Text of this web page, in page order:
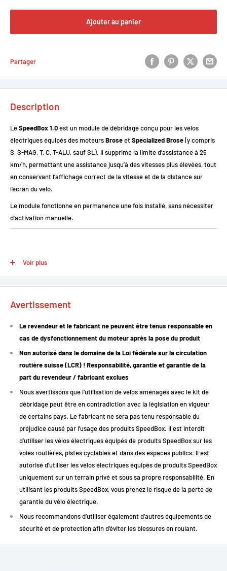
Ajouter au panier
Partager
Description
LeSpeedBox 1.0est un module de débridage conçu pour les vélos
électriques équipés des moteursBroseetSpecialized Brose(y compris
S, S-MAG, T, C, T-ALU, sauf SL). Il supprime la limite d’assistance à 25
km/h, permettant une assistance jusqu’à des vitesses plus élevées, tout
en conservant l’affichage correct de la vitesse et de la distance sur
l’écran du vélo.
Le module fonctionne en permanence une fois installé, sans nécessiter
d’activation manuelle.
km/h.
Affichage correct des données : vitesse réelle, distance et
Activation permanente : fonctionne dès l’allumage du vélo.
Installation plug & play : connecteurs d’origine, installation simple
sans modification du câblage.
Disponible en deux versions : avec câble ou sans câble pour une
installation plus discrète.
Descriptif technique
Spécification Détail
Type d’usage
Tuning e-bike Brose / Specialized Brose (usage privé
recommandé)
Compatibilité
Brose S, S-MAG, T, C, T-ALU, Specialized Brose (sauf
Activation/D
Automatique à l’allumage du vélo
Voir plus
Avertissement
Le revendeur et le fabricant ne peuvent être tenus responsable en
cas de dysfonctionnement du moteur après la pose du produit
Non autorisé dans le domaine de la Loi fédérale sur la circulation
routière suisse (LCR) ! Responsabilité, garantie et garantie de la
part du revendeur / fabricant exclues
Nous avertissons que l‘utilisation de vélos aménagés avec le kit de
débridage peut être en contradiction avec la législation en vigueur
de certains pays. Le fabricant ne sera pas tenu responsable du
préjudice causé par l’usage des produits SpeedBox. Il est interdit
d’utiliser les vélos électriques équipés de produits SpeedBox sur les
voies routières, pistes cyclables et dans des espaces publics. Il est
autorisé d’utiliser les vélos électriques équipés de produits SpeedBox
uniquement sur un terrain privé et sous sa propre responsabilité. En
utilisant les produits SpeedBox, vous prenez le risque de la perte de
garantie du vélo électrique.
Nous recommandons d’utiliser également d’autres équipements de
sécurité et de protection afin d’éviter les blessures en roulant.